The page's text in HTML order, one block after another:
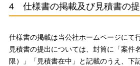
4 仕様書の掲載及び見積書の
仕様書の掲載は当公社ホームページにて
見積書の提出については、封筒に「案件
限）」「見積書在中」と記載のうえ、下